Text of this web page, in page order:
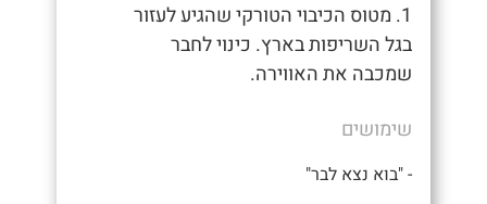
1. מטוס הכיבוי הטורקי שהגיע לעזור
בגל השריפות בארץ. כינוי לחבר
שמכבה את האווירה.
שימושים
- "בוא נצא לבר"